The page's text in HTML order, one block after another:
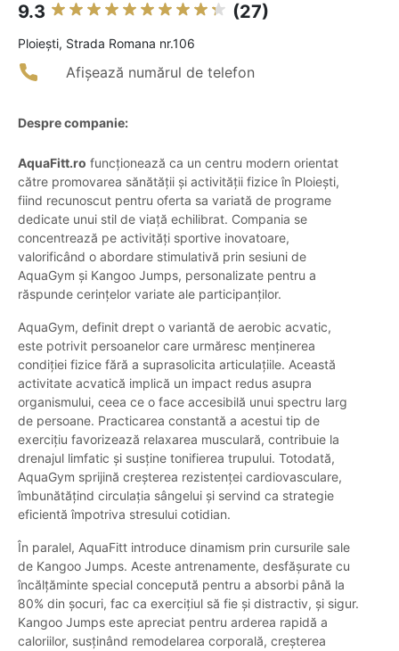
9.3 (27)
Ploieşti, Strada Romana nr.106
Afișează numărul de telefon
Despre companie:
AquaFitt.ro funcționează ca un centru modern orientat
către promovarea sănătății și activității fizice în Ploiești,
fiind recunoscut pentru oferta sa variată de programe
dedicate unui stil de viață echilibrat. Compania se
concentrează pe activități sportive inovatoare,
valorificând o abordare stimulativă prin sesiuni de
AquaGym și Kangoo Jumps, personalizate pentru a
răspunde cerințelor variate ale participanților.
AquaGym, definit drept o variantă de aerobic acvatic,
este potrivit persoanelor care urmăresc menținerea
condiției fizice fără a suprasolicita articulațiile. Această
activitate acvatică implică un impact redus asupra
organismului, ceea ce o face accesibilă unui spectru larg
de persoane. Practicarea constantă a acestui tip de
exercițiu favorizează relaxarea musculară, contribuie la
drenajul limfatic și susține tonifierea trupului. Totodată,
AquaGym sprijină creșterea rezistenței cardiovasculare,
îmbunătățind circulația sângelui și servind ca strategie
eficientă împotriva stresului cotidian.
În paralel, AquaFitt introduce dinamism prin cursurile sale
de Kangoo Jumps. Aceste antrenamente, desfășurate cu
încălțăminte special concepută pentru a absorbi până la
80% din șocuri, fac ca exercițiul să fie și distractiv, și sigur.
Kangoo Jumps este apreciat pentru arderea rapidă a
caloriilor, susținând remodelarea corporală, creșterea